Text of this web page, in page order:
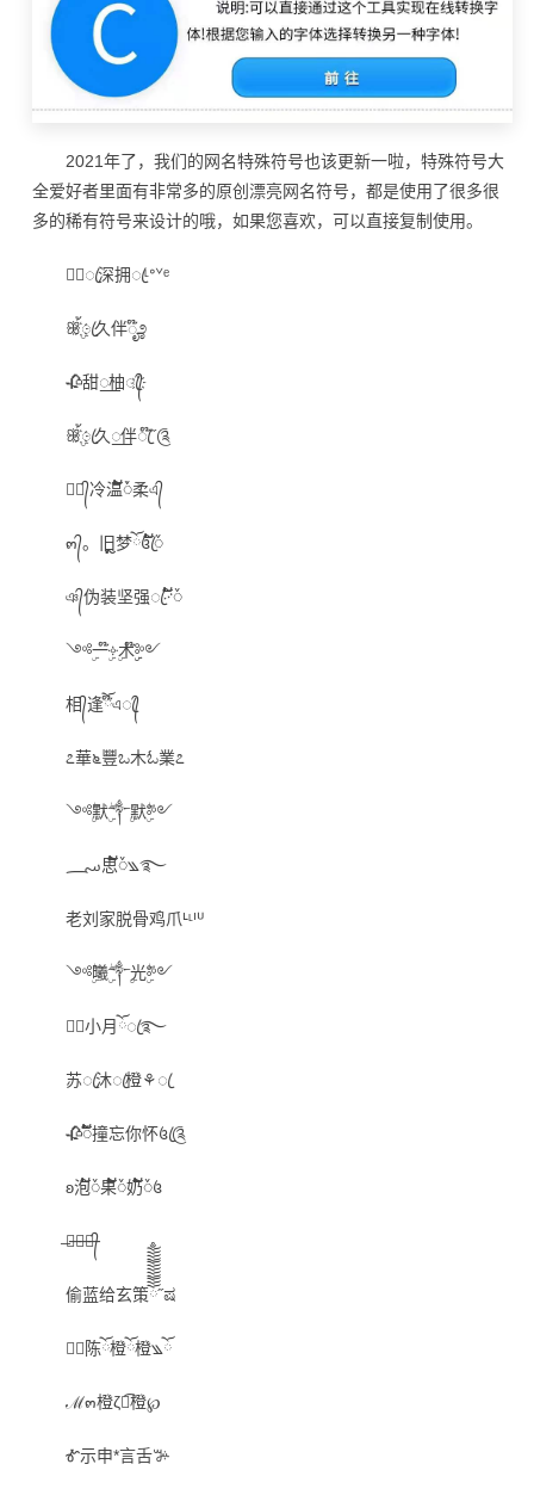
2021年了，我们的网名特殊符号也该更新一啦，特殊符号大
全爱好者里面有非常多的原创漂亮网名符号，都是使用了很多很
多的稀有符号来设计的哦，如果您喜欢，可以直接复制使用。
☪᭄ꦿ深拥ꦿᶫᐤᘁᵉ
ꕥ้ۣ҉ꦿ久伴ೄ໊೨
🥀甜꯭柚ꦿ҉᭄
ꕥ้ۣ҉ꦿ久꯭伴ꦿ໊˝༊
✿ꦿ᭄冷温້໌ᮩ柔এ᭄
๓᭄。旧ຼ梦ོ꧔ꦿ໌້ᮨ
ঞ᭄伪装坚强ꦿ࿚໌້ᮨ
༺ۣ一໊ۣ༓ۣ木໊ۣۣ༻
相᭄逢໊ོএꦿ᭄
೭華೬豐ಒ木ಓ業೭
༺ۣۖ默ۣۖ༒ۣ默ۣۖ༻
؄思້໌ᮨ꧉࿐
老刘家脱骨鸡爪ᒻᶫᑊᓑ
༺ۣۖ曦ۣۖ༒ۣ光ۣۖ༻
☪᭄小月ོꦿ࿐
苏ꦿ沐ꦿ橙⚘ꦿ
🥀ᮨ໌້撞忘你怀꧔ꦿ༊
ʚ泡໌້ᮨ果໌້ᮨ奶໌້ᮨ꧔
̶蓝̶蓝̶ꦿ̶᭄
偷蓝给玄策ོོོོོོོོོོོོྃ˝ಷ
✿ོ陈ོ橙ོ橙꧉ོ
ℳ๓橙ζั͡橙℘
Ꮉ示申*言舌ꔑ